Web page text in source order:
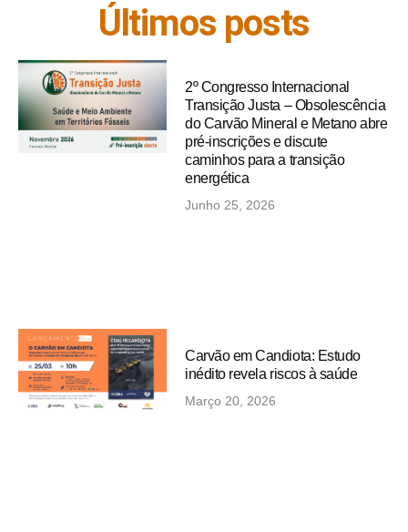
Últimos posts
2º Congresso Internacional
Transição Justa – Obsolescência
do Carvão Mineral e Metano abre
pré-inscrições e discute
caminhos para a transição
energética
Junho 25, 2026
Carvão em Candiota: Estudo
inédito revela riscos à saúde
Março 20, 2026